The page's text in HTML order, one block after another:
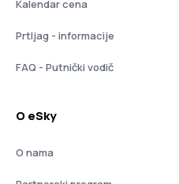
Kalendar cena
Prtljag - informacije
FAQ - Putnički vodič
O eSky
O nama